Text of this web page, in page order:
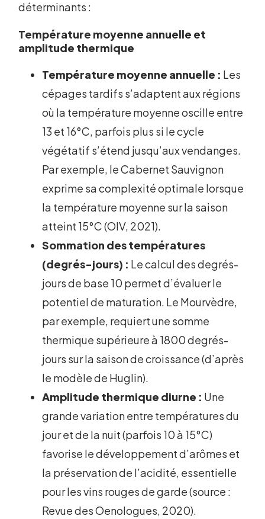
déterminants :
Température moyenne annuelle et
amplitude thermique
Température moyenne annuelle : Les
cépages tardifs s’adaptent aux régions
où la température moyenne oscille entre
13 et 16°C, parfois plus si le cycle
végétatif s’étend jusqu’aux vendanges.
Par exemple, le Cabernet Sauvignon
exprime sa complexité optimale lorsque
la température moyenne sur la saison
atteint 15°C (OIV, 2021).
Sommation des températures
(degrés-jours) : Le calcul des degrés-
jours de base 10 permet d’évaluer le
potentiel de maturation. Le Mourvèdre,
par exemple, requiert une somme
thermique supérieure à 1800 degrés-
jours sur la saison de croissance (d’après
le modèle de Huglin).
Amplitude thermique diurne : Une
grande variation entre températures du
jour et de la nuit (parfois 10 à 15°C)
favorise le développement d’arômes et
la préservation de l’acidité, essentielle
pour les vins rouges de garde (source :
Revue des Oenologues, 2020).